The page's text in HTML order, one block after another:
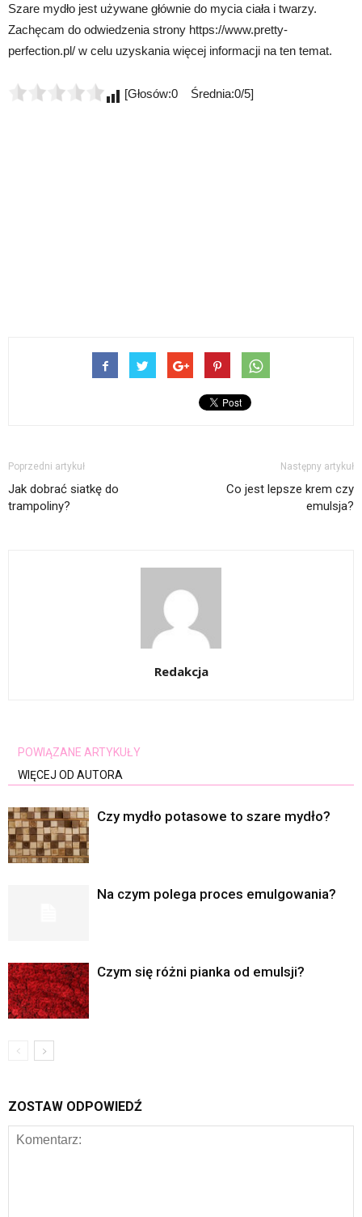
Szare mydło jest używane głównie do mycia ciała i twarzy.
Zachęcam do odwiedzenia strony https://www.pretty-
perfection.pl/ w celu uzyskania więcej informacji na ten temat.
[Głosów:0 Średnia:0/5]
Poprzedni artykuł
Jak dobrać siatkę do
trampoliny?
Następny artykuł
Co jest lepsze krem czy
emulsja?
Redakcja
POWIĄZANE ARTYKUŁY
WIĘCEJ OD AUTORA
Czy mydło potasowe to szare mydło?
Na czym polega proces emulgowania?
Czym się różni pianka od emulsji?
ZOSTAW ODPOWIEDŹ